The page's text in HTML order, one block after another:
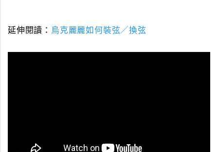
延伸閱讀： 烏克麗麗如何裝弦／換弦